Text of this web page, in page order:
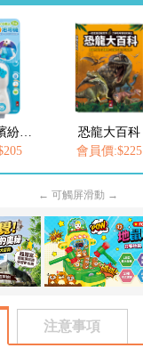
科
動物大百科
會員價:$225
← 可觸屏滑動 →
注意事項